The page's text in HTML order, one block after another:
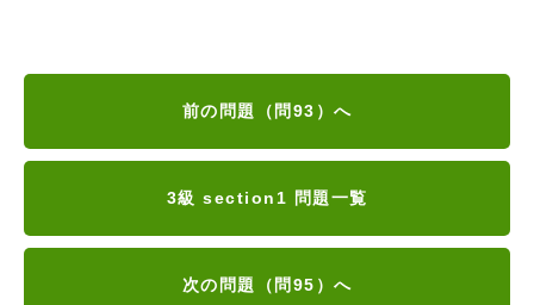
前の問題（問93）へ
3級 section1 問題一覧
次の問題（問95）へ